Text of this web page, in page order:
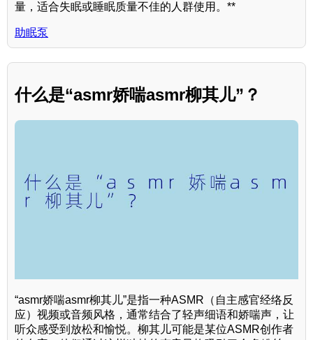
量，适合失眠或睡眠质量不佳的人群使用。**
助眠泵
什么是“asmr娇喘asmr柳其儿”？
“asmr娇喘asmr柳其儿”是指一种ASMR（自主感官经络反
应）视频或音频风格，通常结合了轻声细语和娇喘声，让
听众感受到放松和愉悦。柳其儿可能是某位ASMR创作者